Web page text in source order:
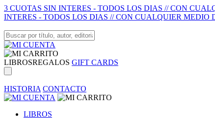
3 CUOTAS SIN INTERES - TODOS LOS DIAS // CON
INTERES - TODOS LOS DIAS // CON CUALQUIER MEDIO
LIBROSREGALOS GIFT CARDS
HISTORIA CONTACTO
LIBROS